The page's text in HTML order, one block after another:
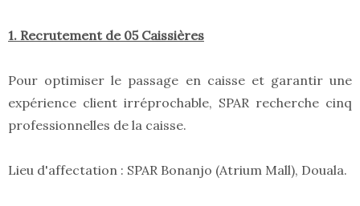
1. Recrutement de 05 Caissières
Pour optimiser le passage en caisse et garantir une
expérience client irréprochable, SPAR recherche cinq
professionnelles de la caisse.
Lieu d'affectation : SPAR Bonanjo (Atrium Mall), Douala.